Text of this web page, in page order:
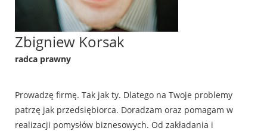
Zbigniew Korsak
radca prawny
Prowadzę firmę. Tak jak ty. Dlatego na Twoje problemy
patrzę jak przedsiębiorca. Doradzam oraz pomagam w
realizacji pomysłów biznesowych. Od zakładania i